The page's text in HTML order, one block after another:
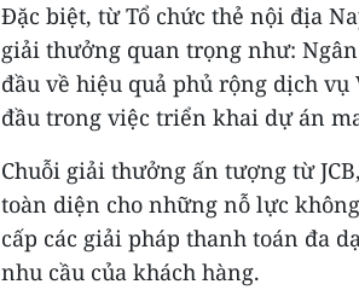
Đặc biệt, từ Tổ chức thẻ nội địa
giải thưởng quan trọng như:
đầu về hiệu quả phủ rộng dịch
đầu trong việc triển khai dự án
Chuỗi giải thưởng ấn tượng từ
toàn diện cho những nỗ lực
cấp các giải pháp thanh toán đa
nhu cầu của khách hàng.